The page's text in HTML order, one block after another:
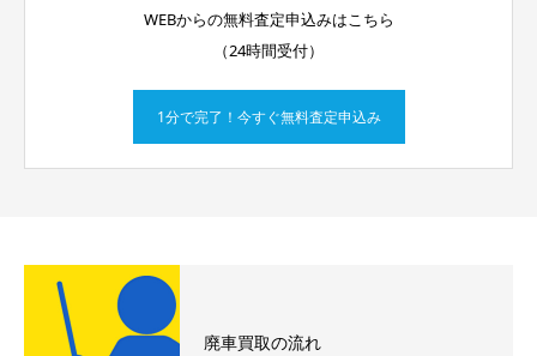
WEBからの無料査定申込みはこちら
（24時間受付）
1分で完了！今すぐ無料査定申込み
廃車買取の流れ